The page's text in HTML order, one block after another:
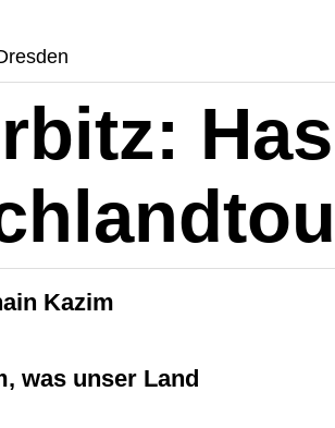
Kazim
was unser Land